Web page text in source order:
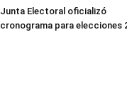
Junta Electoral oficializó
cronograma para elecciones